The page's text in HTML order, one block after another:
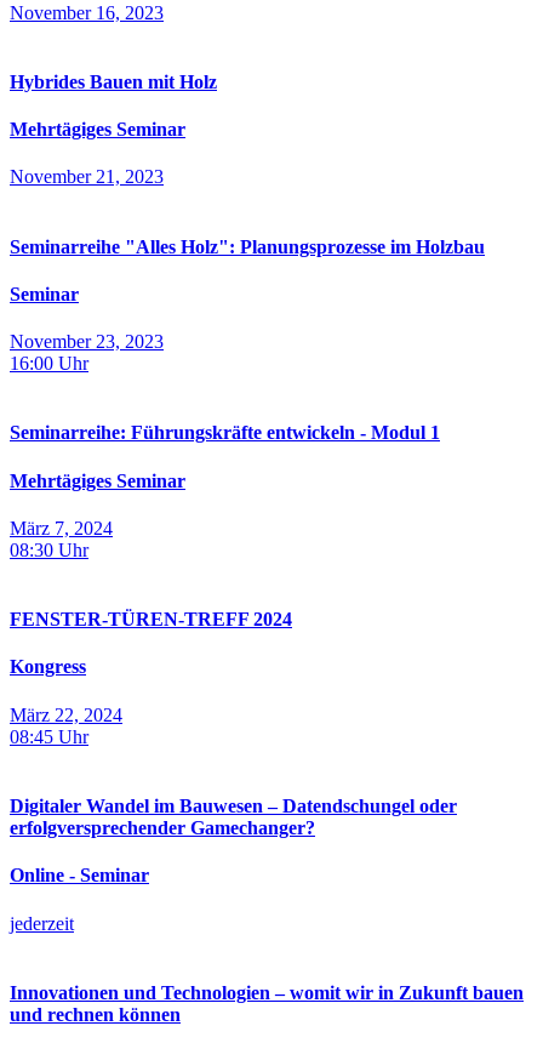
November 16, 2023
Hybrides Bauen mit Holz
Mehrtägiges Seminar
November 21, 2023
Seminarreihe "Alles Holz": Planungsprozesse im Holzbau
Seminar
November 23, 2023
16:00 Uhr
Seminarreihe: Führungskräfte entwickeln - Modul 1
Mehrtägiges Seminar
März 7, 2024
08:30 Uhr
FENSTER-TÜREN-TREFF 2024
Kongress
März 22, 2024
08:45 Uhr
Digitaler Wandel im Bauwesen – Datendschungel oder
erfolgversprechender Gamechanger?
Online - Seminar
jederzeit
Innovationen und Technologien – womit wir in Zukunft bauen
und rechnen können